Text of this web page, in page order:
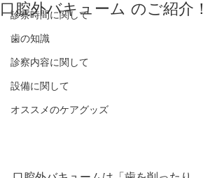
診察時間に関して
歯の知識
診察内容に関して
設備に関して
オススメのケアグッズ
口腔外バキューム のご紹介！